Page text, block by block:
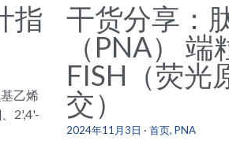
指
乙烯
2',4'-
干货分享：
（PNA）
FISH（荧光
交）
2024年11月3日 · 首页, PNA